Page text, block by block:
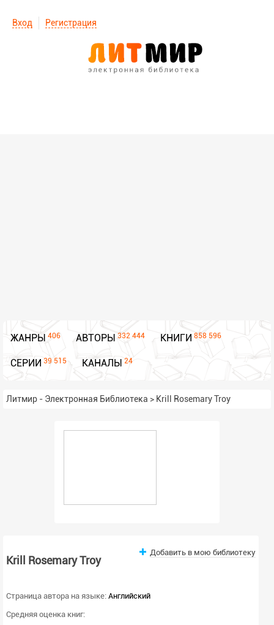
Вход Регистрация
ЖАНРЫ 406 АВТОРЫ 332 444 КНИГИ 858 596
СЕРИИ 39 515 КАНАЛЫ 24
Литмир - Электронная Библиотека > Krill Rosemary Troy
Krill Rosemary Troy
Добавить в мою библиотеку
Страница автора на языке: Английский
Средняя оценка книг: